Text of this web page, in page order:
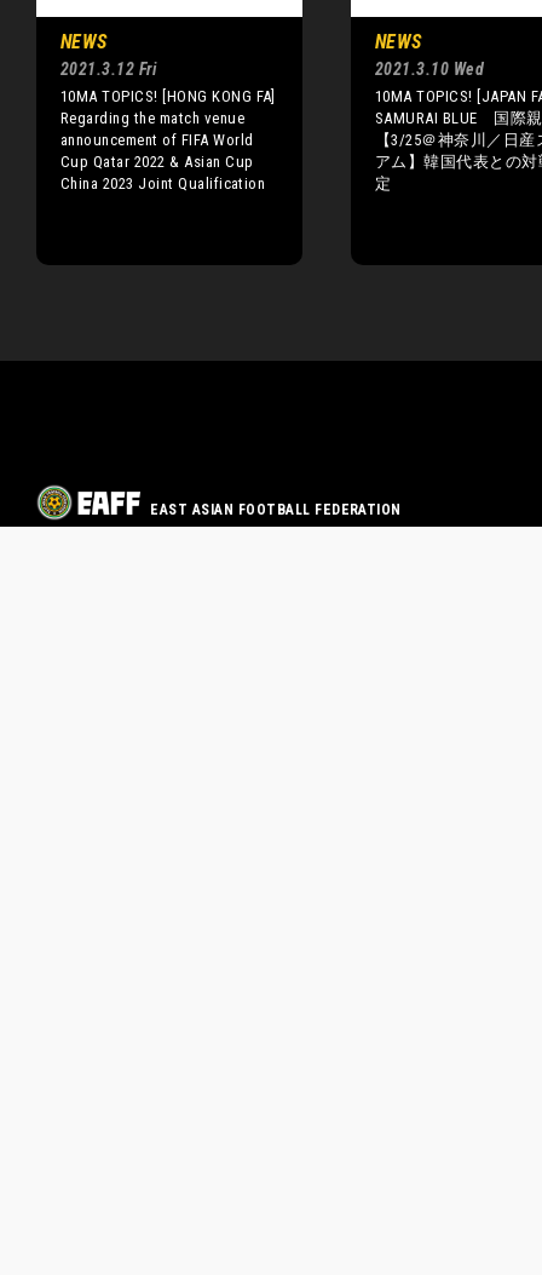
NEWS
2021.3.12 Fri
10MA TOPICS! [HONG KONG FA]
Regarding the match venue
announcement of FIFA World
Cup Qatar 2022 & Asian Cup
China 2023 Joint Qualification
NEWS
2021.3.10 Wed
10MA TOPICS! [JAPAN
SAMURAI BLUE 国際
【3/25＠神奈川／日産
アム】韓国代表との
定
EAST ASIAN FOOTBALL FEDERATION